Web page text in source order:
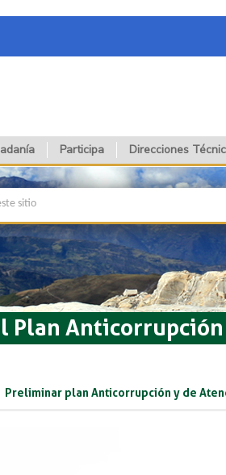
Participa Direcciones
Preliminar plan Anticorrupción y de